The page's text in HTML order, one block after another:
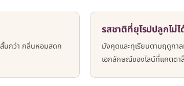
สั้นกว่า กลิ่นหอมสดก
รสชาติที่ยุโรปปลูกไม่ไ
มังคุดและทุเรียนตามฤดูก
เอกลักษณ์ของไลน์ที่แคตตา